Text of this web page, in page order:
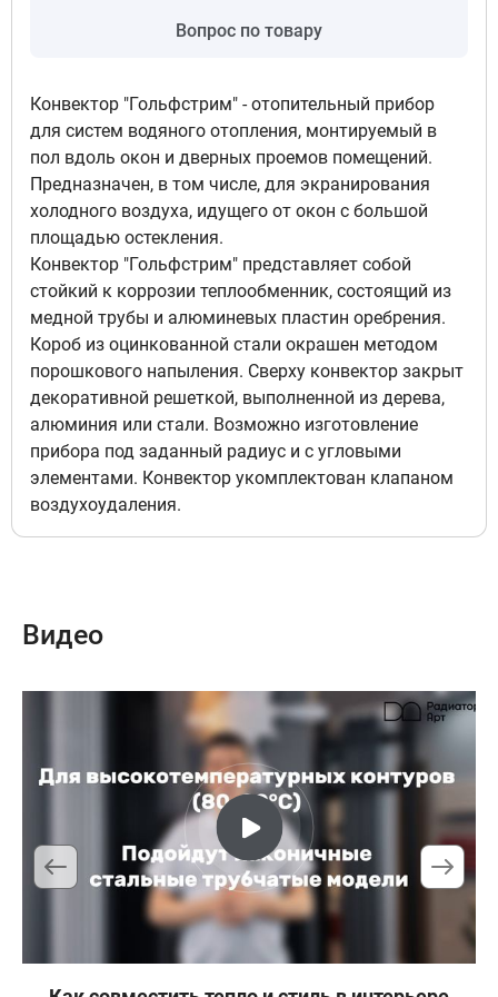
5
бронза
66 053 руб
Доступно под заказ
6
Подключение левый, Цвет
решетка полимерная с текстурой -
бук классический
82 635 руб
Доступно под заказ
Подключение левый, Цвет
решетка полимерная с текстурой
-сосна светлая
решетка полимерная с текстурой
-дуб деревенский
Доступно под заказ
Подключение левый, Цвет
решетка полимерная с текстурой
-дуб мореный
Вопрос по товару
Конвектор "Гольфстрим" - отопительный прибор
для систем водяного отопления, монтируемый в
пол вдоль окон и дверных проемов помещений.
Предназначен, в том числе, для экранирования
холодного воздуха, идущего от окон с большой
площадью остекления.
Конвектор "Гольфстрим" представляет собой
стойкий к коррозии теплообменник, состоящий из
медной трубы и алюминевых пластин оребрения.
Короб из оцинкованной стали окрашен методом
порошкового напыления. Сверху конвектор закрыт
декоративной решеткой, выполненной из дерева,
алюминия или стали. Возможно изготовление
прибора под заданный радиус и с угловыми
элементами. Конвектор укомплектован клапаном
воздухоудаления.
Видео